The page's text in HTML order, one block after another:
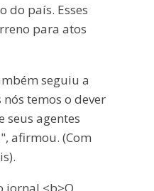
do país. Esses
para atos
seguiu a
temos o dever
agentes
afirmou. (Com